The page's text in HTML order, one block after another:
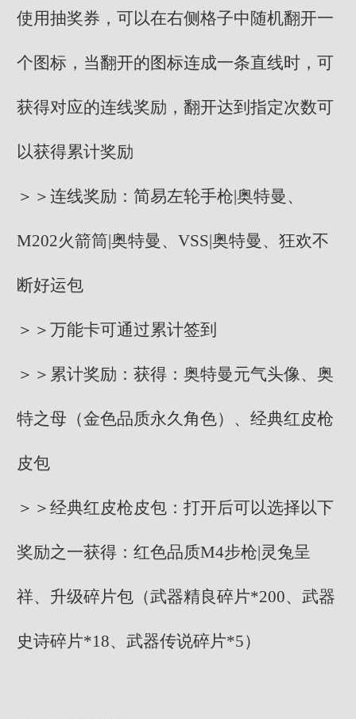
使用抽奖券，可以在右侧格子中随机翻开一
个图标，当翻开的图标连成一条直线时，可
获得对应的连线奖励，翻开达到指定次数可
以获得累计奖励
＞＞连线奖励：简易左轮手枪|奥特曼、
M202火箭筒|奥特曼、VSS|奥特曼、狂欢不
断好运包
＞＞万能卡可通过累计签到
＞＞累计奖励：获得：奥特曼元气头像、奥
特之母（金色品质永久角色）、经典红皮枪
皮包
＞＞经典红皮枪皮包：打开后可以选择以下
奖励之一获得：红色品质M4步枪|灵兔呈
祥、升级碎片包（武器精良碎片*200、武器
史诗碎片*18、武器传说碎片*5）